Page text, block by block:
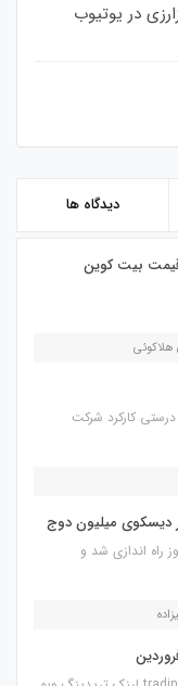
در یوتیوب
دیدگاه ها
بیت کوین
هلاکوئی
درستی کارکرد شرکت
دیسکوی میلیون دوج
راه اندازی شد و